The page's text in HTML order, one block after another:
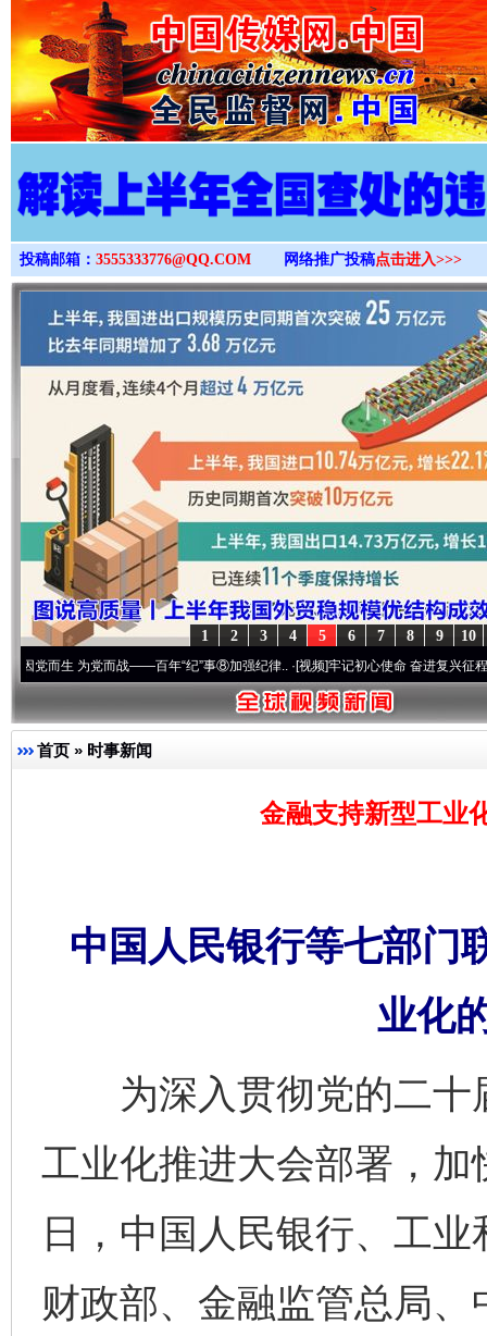
>
投稿邮箱： 3555333776@QQ.COM 网络推广投稿点击进入>>>
10
9
8
7
6
5
4
3
2
1
为党而战——百年“纪”事⑧加强纪律..·[视频]牢记初心使命 奋进复兴征程丨“转折之城
首页 » 时事新闻
金融支持新型工业
中国人民银行等七部门
业化
为深入贯彻党的二十
工业化推进大会部署，
日，中国人民银行、工
财政部、金融监管总局